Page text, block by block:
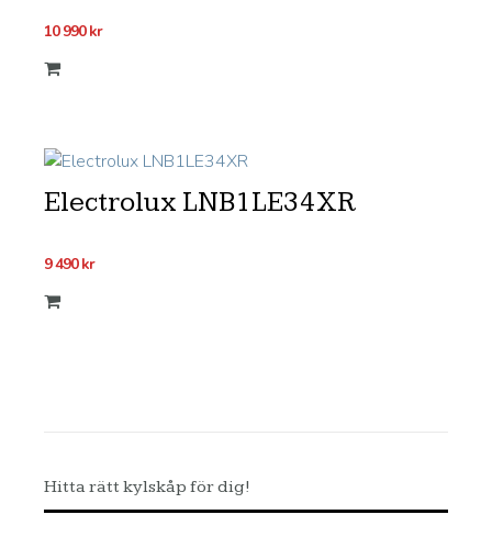
10 990kr
Electrolux LNB1LE34XR
9 490kr
Hitta rätt kylskåp för dig!